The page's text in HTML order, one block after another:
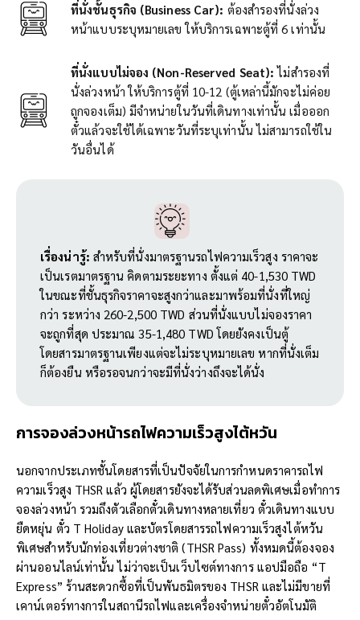
ที่นั่งชั้นธุรกิจ (Business Car): ต้องสำรองที่นั่งล่วง
หน้าแบบระบุหมายเลข ให้บริการเฉพาะตู้ที่ 6 เท่านั้น
ที่นั่งแบบไม่จอง (Non-Reserved Seat): ไม่สำรองที่
นั่งล่วงหน้า ให้บริการตู้ที่ 10-12 (ตู้เหล่านี้มักจะไม่ค่อย
ถูกจองเต็ม) มีจำหน่ายในวันที่เดินทางเท่านั้น เมื่อออก
ตั๋วแล้วจะใช้ได้เฉพาะวันที่ระบุเท่านั้น ไม่สามารถใช้ใน
วันอื่นได้
เรื่องน่ารู้: สำหรับที่นั่งมาตรฐานรถไฟความเร็วสูง ราคาจะ
เป็นเรตมาตรฐาน คิดตามระยะทาง ตั้งแต่ 40-1,530 TWD
ในขณะที่ชั้นธุรกิจราคาจะสูงกว่าและมาพร้อมที่นั่งที่ใหญ่
กว่า ระหว่าง 260-2,500 TWD ส่วนที่นั่งแบบไม่จองราคา
จะถูกที่สุด ประมาณ 35-1,480 TWD โดยยังคงเป็นตู้
โดยสารมาตรฐานเพียงแต่จะไม่ระบุหมายเลข หากที่นั่งเต็ม
ก็ต้องยืน หรือรอจนกว่าจะมีที่นั่งว่างถึงจะได้นั่ง
การจองล่วงหน้ารถไฟความเร็วสูงไต้หวัน
นอกจากประเภทชั้นโดยสารที่เป็นปัจจัยในการกำหนดราคารถไฟ
ความเร็วสูง THSR แล้ว ผู้โดยสารยังจะได้รับส่วนลดพิเศษเมื่อทำการ
จองล่วงหน้า รวมถึงตัวเลือกตั๋วเดินทางหลายเที่ยว ตั๋วเดินทางแบบ
ยืดหยุ่น ตั๋ว T Holiday และบัตรโดยสารรถไฟความเร็วสูงไต้หวัน
พิเศษสำหรับนักท่องเที่ยวต่างชาติ (THSR Pass) ทั้งหมดนี้ต้องจอง
ผ่านออนไลน์เท่านั้น ไม่ว่าจะเป็นเว็บไซต์ทางการ แอปมือถือ “T
Express” ร้านสะดวกซื้อที่เป็นพันธมิตรของ THSR และไม่มีขายที่
เคาน์เตอร์ทางการในสถานีรถไฟและเครื่องจำหน่ายตั๋วอัตโนมัติ